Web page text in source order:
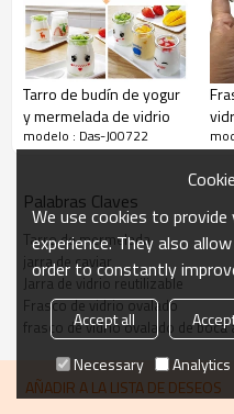
Información del Producto
Nombre del producto:
Número de modelo
Material:
Alto
/
ancho
lado superior
Tarro de budín de yogur
y mermelada de vidrio
modelo : Das-J00722
Palabras Claves
Tarro de mermelada
jarra de caviar
Jarra de vidrio reutilizable
Frasco de vidrio ovalado
frasco de vidrio ovalado de boca
AÑADIR A LA LISTA DE DESEOS
We use cookies to
experience. They also
order to constantly
Accept all
Necessary
Analytics